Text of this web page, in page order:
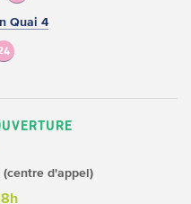
Quai 4
d'appel)